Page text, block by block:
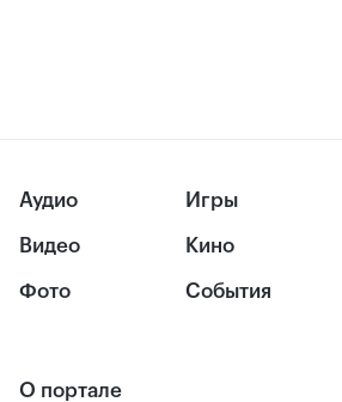
Аудио
Видео
Фото
Игры
Кино
События
О портале